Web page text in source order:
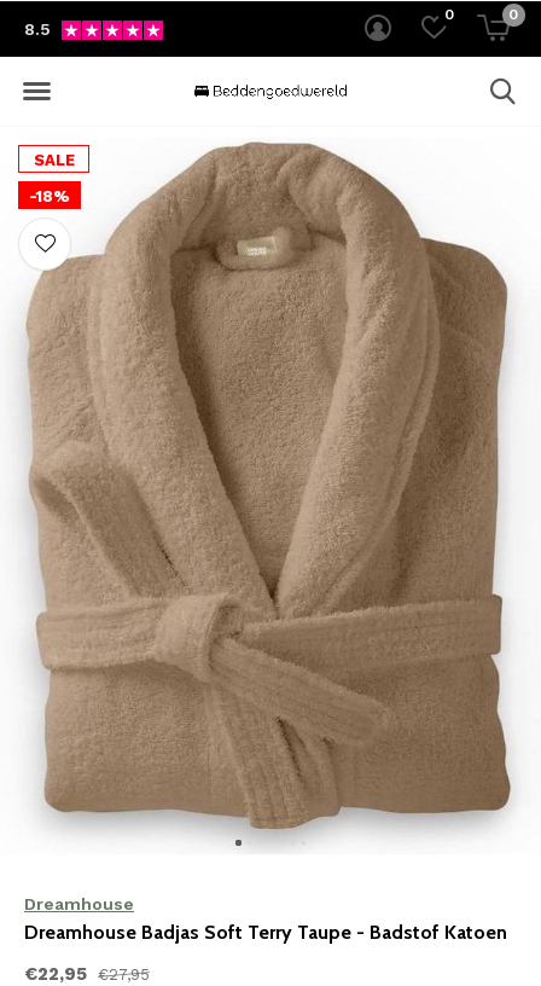
0 0
8.5
SALE
-18%
Dreamhouse
Dreamhouse Badjas Soft Terry Taupe - Badstof Katoen
€22,95 €27,95